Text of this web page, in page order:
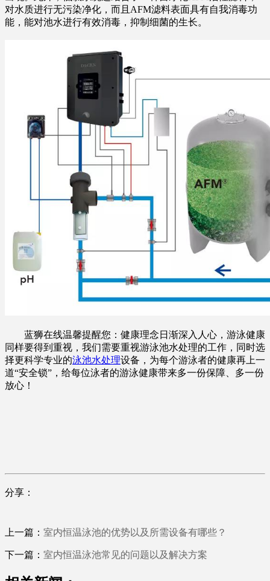
对水质进行无污染净化，而且AFM滤料表面具有自我消毒功
能，能对池水进行有效消毒，抑制细菌的生长。
蓝狮在线温馨提醒您：健康理念日渐深入人心，游泳健康
同样要得到重视，我们需要重视游泳池水处理的工作，同时选
择更科学专业的泳池水处理设备，为每个游泳者的健康再上一
道“安全锁”，给每位泳者的游泳健康带来多一份保障、多一份
放心！
分享：
上一篇： 室内恒温泳池的优势以及所需设备有哪些？
下一篇： 室内恒温泳池常见的问题以及解决方案